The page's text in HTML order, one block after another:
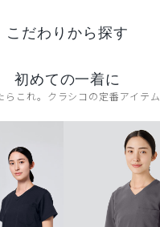
こだわりから探す
初めての一着に
らこれ。クラシコの定番アイテム